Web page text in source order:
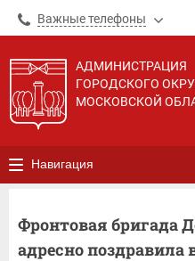
Важные телефоны
АДМИНИСТРАЦИЯ
ГОРОДСКОГО
МОСКОВСКОЙ
Навигация
Фронтовая бригада
адресно поздравила